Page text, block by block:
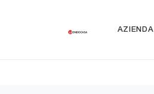
AZIENDA